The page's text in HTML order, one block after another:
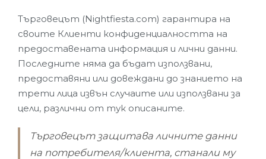
Търговецът (Nightfiesta.com) гарантира на
своите Клиенти конфиденциалността на
предоставената информация и лични данни.
Последните няма да бъдат използвани,
предоставяни или довеждани до знанието на
трети лица извън случаите или използвани за
цели, различни от тук описаните.
Търговецът защитава личните данни
на потребителя/клиента, станали му